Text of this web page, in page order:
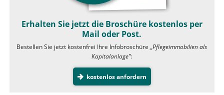
Erhalten Sie jetzt die Broschüre kostenlos per
Mail oder Post.
Bestellen Sie jetzt kostenfrei Ihre Infobroschüre„Pflegeimmobilien als
Kapitalanlage”:
kostenlos anfordern